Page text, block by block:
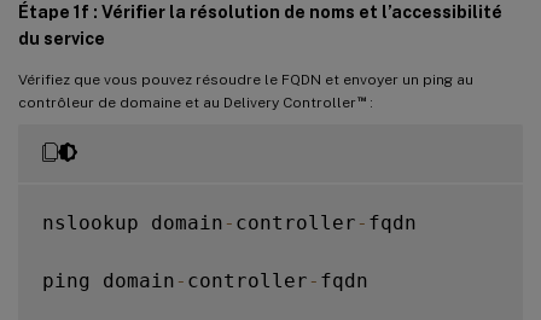
Étape 1f : Vérifier la résolution de noms et l’accessibilité
du service
Vérifiez que vous pouvez résoudre le FQDN et envoyer un ping au
contrôleur de domaine et au Delivery Controller™:
nslookup domain - controller - fqdn
ping domain - controller - fqdn